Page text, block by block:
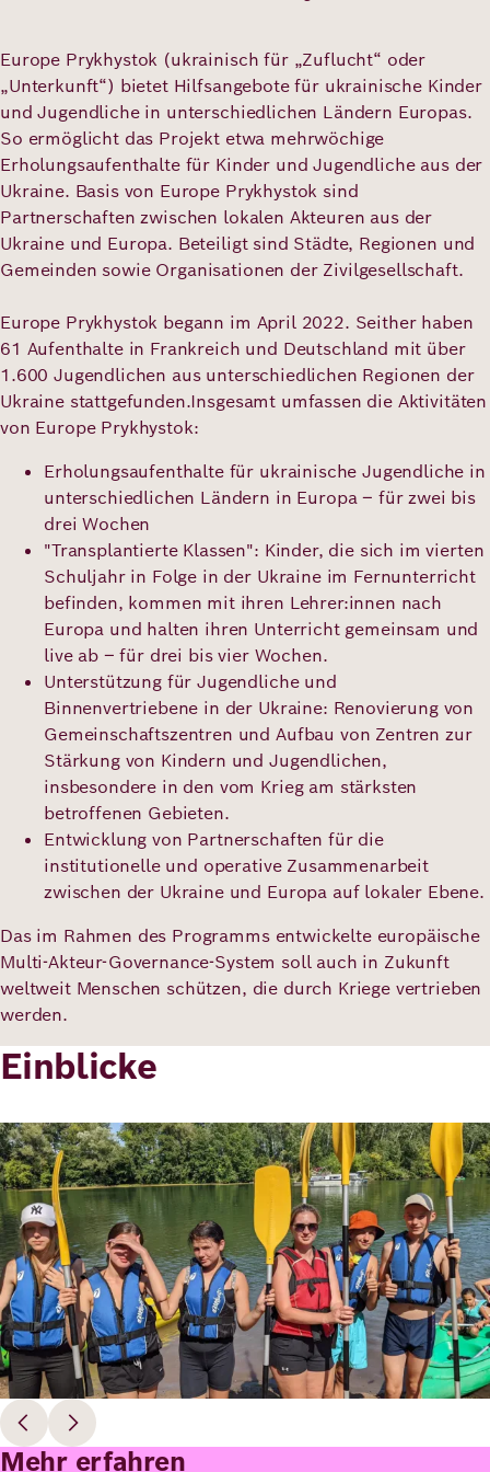
Deutsch Englisch
Europe Prykhystok (ukrainisch für „Zuflucht“ oder
„Unterkunft“) bietet Hilfsangebote für ukrainische Kinder
und Jugendliche in unterschiedlichen Ländern Europas.
So ermöglicht das Projekt etwa mehrwöchige
Erholungsaufenthalte für Kinder und Jugendliche aus der
Ukraine. Basis von Europe Prykhystok sind
Partnerschaften zwischen lokalen Akteuren aus der
Ukraine und Europa. Beteiligt sind Städte, Regionen und
Gemeinden sowie Organisationen der Zivilgesellschaft.
Europe Prykhystok begann im April 2022. Seither haben
61 Aufenthalte in Frankreich und Deutschland mit über
1.600 Jugendlichen aus unterschiedlichen Regionen der
Ukraine stattgefunden.Insgesamt umfassen die Aktivitäten
von Europe Prykhystok:
Erholungsaufenthalte für ukrainische Jugendliche in
unterschiedlichen Ländern in Europa – für zwei bis
drei Wochen
"Transplantierte Klassen": Kinder, die sich im vierten
Schuljahr in Folge in der Ukraine im Fernunterricht
befinden, kommen mit ihren Lehrer:innen nach
Europa und halten ihren Unterricht gemeinsam und
live ab – für drei bis vier Wochen.
Unterstützung für Jugendliche und
Binnenvertriebene in der Ukraine: Renovierung von
Gemeinschaftszentren und Aufbau von Zentren zur
Stärkung von Kindern und Jugendlichen,
insbesondere in den vom Krieg am stärksten
betroffenen Gebieten.
Entwicklung von Partnerschaften für die
institutionelle und operative Zusammenarbeit
zwischen der Ukraine und Europa auf lokaler Ebene.
Das im Rahmen des Programms entwickelte europäische
Multi-Akteur-Governance-System soll auch in Zukunft
weltweit Menschen schützen, die durch Kriege vertrieben
werden.
Einblicke
Bild
Mehr erfahren